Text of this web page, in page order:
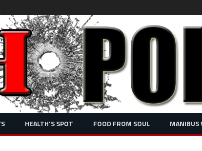
Skip
content
HEALTH’S SPOT FOOD FROM SOUL MANIBUS